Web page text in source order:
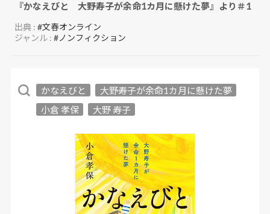
『かなえびと 大野寿子が余命1カ月に懸けた夢』より＃1
出典 :#文春オンライン
ジャンル :#ノンフィクション
かなえびと
大野寿子が余命1カ月に懸けた夢
小倉 孝保
大野 寿子